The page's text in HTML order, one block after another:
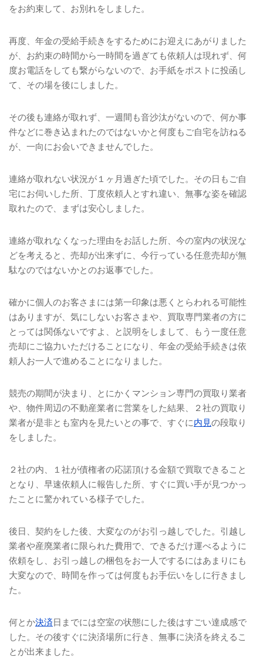
をお約束して、お別れをしました。
再度、年金の受給手続きをするためにお迎えにあがりました
が、お約束の時間から一時間を過ぎても依頼人は現れず、何
度お電話をしても繋がらないので、お手紙をポストに投函し
て、その場を後にしました。
その後も連絡が取れず、一週間も音沙汰がないので、何か事
件などに巻き込まれたのではないかと何度もご自宅を訪ねる
が、一向にお会いできませんでした。
連絡が取れない状況が１ヶ月過ぎた頃でした。その日もご自
宅にお伺いした所、丁度依頼人とすれ違い、無事な姿を確認
取れたので、まずは安心しました。
連絡が取れなくなった理由をお話した所、今の室内の状況な
どを考えると、売却が出来ずに、今行っている任意売却が無
駄なのではないかとのお返事でした。
確かに個人のお客さまには第一印象は悪くとらわれる可能性
はありますが、気にしないお客さまや、買取専門業者の方に
とっては関係ないですよ、と説明をしまして、もう一度任意
売却にご協力いただけることになり、年金の受給手続きは依
頼人お一人で進めることになりました。
競売の期間が決まり、とにかくマンション専門の買取り業者
や、物件周辺の不動産業者に営業をした結果、２社の買取り
業者が是非とも室内を見たいとの事で、すぐに内見の段取り
をしました。
２社の内、１社が債権者の応諾頂ける金額で買取できること
となり、早速依頼人に報告した所、すぐに買い手が見つかっ
たことに驚かれている様子でした。
後日、契約をした後、大変なのがお引っ越しでした。引越し
業者や産廃業者に限られた費用で、できるだけ運べるように
依頼をし、お引っ越しの梱包をお一人でするにはあまりにも
大変なので、時間を作っては何度もお手伝いをしに行きまし
た。
何とか決済日までには空室の状態にした後はすごい達成感で
した。その後すぐに決済場所に行き、無事に決済を終えるこ
とが出来ました。